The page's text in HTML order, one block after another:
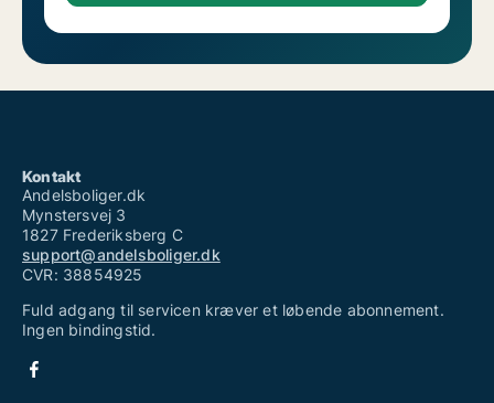
Kontakt
Andelsboliger.dk
Mynstersvej 3
1827 Frederiksberg C
support@andelsboliger.dk
CVR: 38854925
Fuld adgang til servicen kræver et løbende abonnement.
Ingen bindingstid.